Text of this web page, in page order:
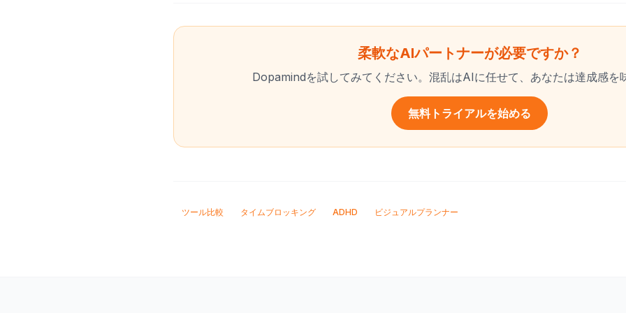
柔軟なAIパートナーが必要ですか？
Dopamindを試してみてください。混乱はAIに任せて、あなたは達成感を
無料トライアルを始める
ツール比較 タイムブロッキング ADHD ビジュアルプランナー